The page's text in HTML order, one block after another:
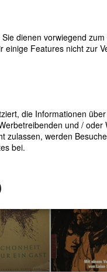
geht sie
sie 1933 den
für Biologiebücher.
dienen vorwiegend
Features nicht zur
die Informationen
und /
zulassen, werden
bei.